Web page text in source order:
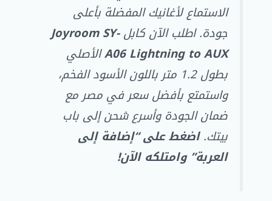
الاستماع لأغانيك المفضلة بأعلى
جودة. اطلب الآن كابلJoyroom SY-
A06 Lightning to AUXالأصلي
بطول 1.2 متر باللون الأسود الفخم،
واستمتع بأفضل سعر في مصر مع
ضمان الجودة وأسرع شحن إلى باب
بيتك.اضغط على “إضافة إلى
العربة” وامتلكه الآن!